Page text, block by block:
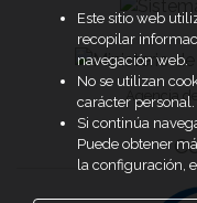
Agencia
Este sitio web
recopilar
navegación web.
No se utilizan
carácter personal.
Si continúa
Puede obtener
la configuración,